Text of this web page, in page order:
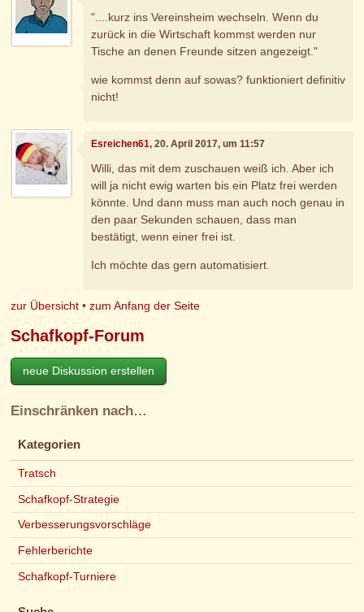
"....kurz ins Vereinsheim wechseln. Wenn du
zurück in die Wirtschaft kommst werden nur
Tische an denen Freunde sitzen angezeigt."
wie kommst denn auf sowas? funktioniert definitiv
nicht!
Esreichen61, 20. April 2017, um 11:57
Willi, das mit dem zuschauen weiß ich. Aber ich
will ja nicht ewig warten bis ein Platz frei werden
könnte. Und dann muss man auch noch genau in
den paar Sekunden schauen, dass man
bestätigt, wenn einer frei ist.
Ich möchte das gern automatisiert.
zur Übersicht •zum Anfang der Seite
Schafkopf-Forum
neue Diskussion erstellen
Einschränken nach…
Kategorien
Tratsch
Schafkopf-Strategie
Verbesserungsvorschläge
Fehlerberichte
Schafkopf-Turniere